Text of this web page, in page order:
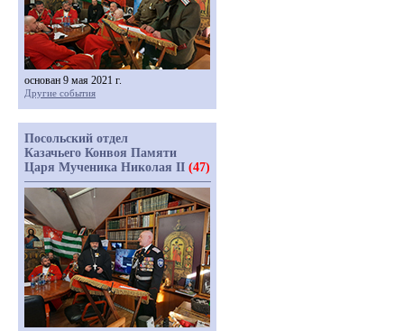
основан 9 мая 2021 г.
Другие события
Посольский отдел
Казачьего Конвоя Памяти
Царя Мученика Николая II (47)